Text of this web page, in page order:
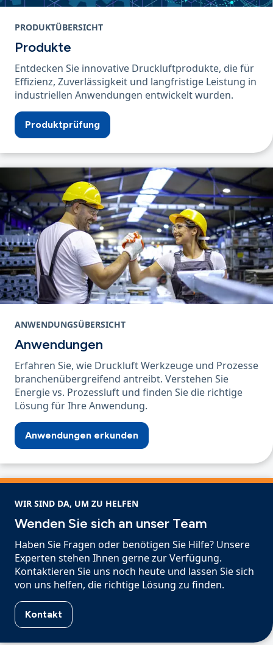
PRODUKTÜBERSICHT
Produkte
Entdecken Sie innovative Druckluftprodukte, die für
Effizienz, Zuverlässigkeit und langfristige Leistung in
industriellen Anwendungen entwickelt wurden.
Produktprüfung
ANWENDUNGSÜBERSICHT
Anwendungen
Erfahren Sie, wie Druckluft Werkzeuge und Prozesse
branchenübergreifend antreibt. Verstehen Sie
Energie vs. Prozessluft und finden Sie die richtige
Lösung für Ihre Anwendung.
Anwendungen erkunden
WIR SIND DA, UM ZU HELFEN
Wenden Sie sich an unser Team
Haben Sie Fragen oder benötigen Sie Hilfe? Unsere
Experten stehen Ihnen gerne zur Verfügung.
Kontaktieren Sie uns noch heute und lassen Sie sich
von uns helfen, die richtige Lösung zu finden.
Kontakt